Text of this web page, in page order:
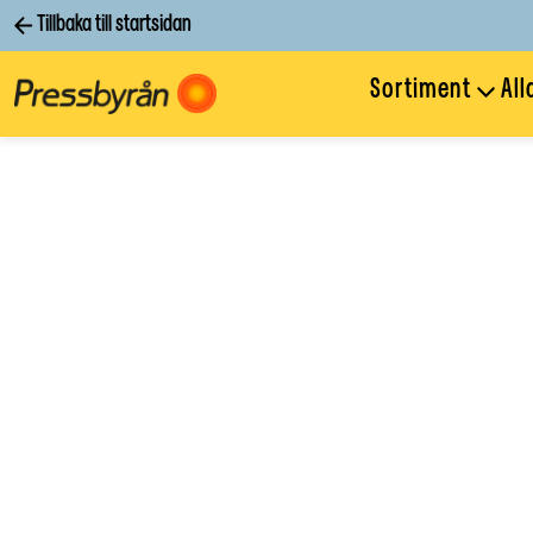
Tillbaka till startsidan
Sortiment